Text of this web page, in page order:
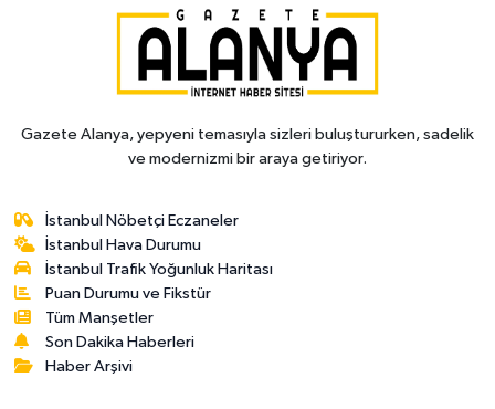
Gazete Alanya, yepyeni temasıyla sizleri buluştururken, sadelik
ve modernizmi bir araya getiriyor.
İstanbul Nöbetçi Eczaneler
İstanbul Hava Durumu
İstanbul Trafik Yoğunluk Haritası
Puan Durumu ve Fikstür
Tüm Manşetler
Son Dakika Haberleri
Haber Arşivi